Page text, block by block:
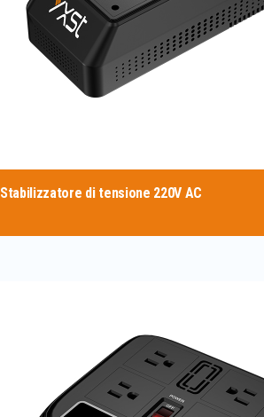
Stabilizzatore di tensione 220V AC